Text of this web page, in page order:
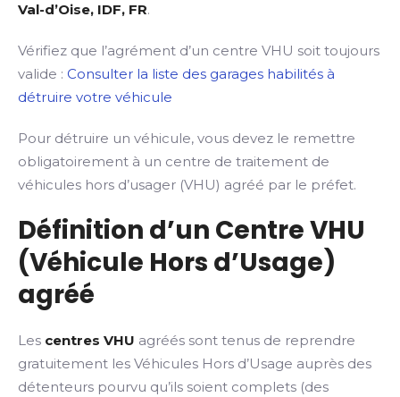
Val-d’Oise, IDF, FR.
Vérifiez que l’agrément d’un centre VHU soit toujours
valide : Consulter la liste des garages habilités à
détruire votre véhicule
Pour détruire un véhicule, vous devez le remettre
obligatoirement à un centre de traitement de
véhicules hors d’usager (VHU) agréé par le préfet.
Définition d’un Centre VHU
(Véhicule Hors d’Usage)
agréé
Les centres VHU agréés sont tenus de reprendre
gratuitement les Véhicules Hors d’Usage auprès des
détenteurs pourvu qu’ils soient complets (des